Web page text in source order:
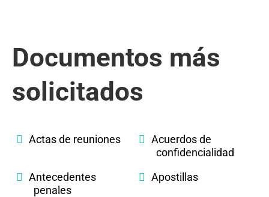
Documentos más
solicitados
Actas de reuniones
Acuerdos de
confidencialidad
Antecedentes
penales
Apostillas